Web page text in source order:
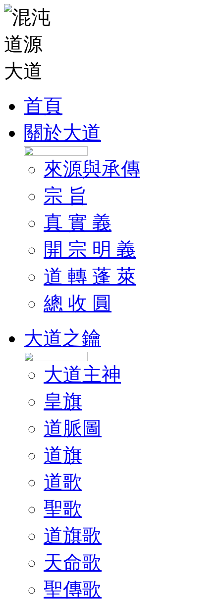
首頁
關於大道
來源與承傳
宗 旨
真 實 義
開 宗 明 義
道 轉 蓬 萊
總 收 圓
大道之鑰
大道主神
皇旗
道脈圖
道旗
道歌
聖歌
道旗歌
天命歌
聖傳歌